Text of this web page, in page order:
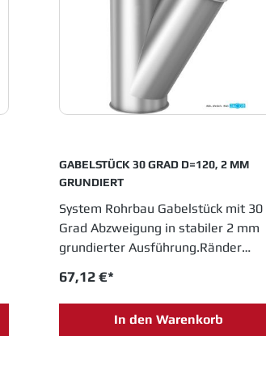
eine feste Position in allen
Industrien, die in
Fertigungsprozessen metallene
Laufrohre einsetzen.
GABELSTÜCK 30 GRAD D=120, 2 MM
GRUNDIERT
System Rohrbau Gabelstück mit 30
Grad Abzweigung in stabiler 2 mm
grundierter Ausführung.Ränder
Einbauhöhe 340 mm. JACOB
Rohrsysteme sind im
Baukastenprinzip entwickelt und
67,12 €*
In den Warenkorb